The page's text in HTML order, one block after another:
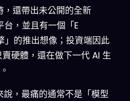
，還帶出未公開的全新
台，並且有一個「E
的推出想像；投資端因此
硬體，還在做下一代 AI 生
說，最痛的通常不是「模型